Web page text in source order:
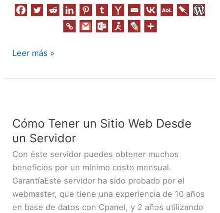
Leer más »
Cómo Tener un Sitio Web Desde
un Servidor
Con éste servidor puedes obtener muchos
beneficios por un mínimo costo mensual.
GarantíaEste servidor ha sido probado por el
webmaster, que tiene una experiencia de 10 años
en base de datos con Cpanel, y 2 años utilizando
un
Sitio
Web
Desde
un
Servidor